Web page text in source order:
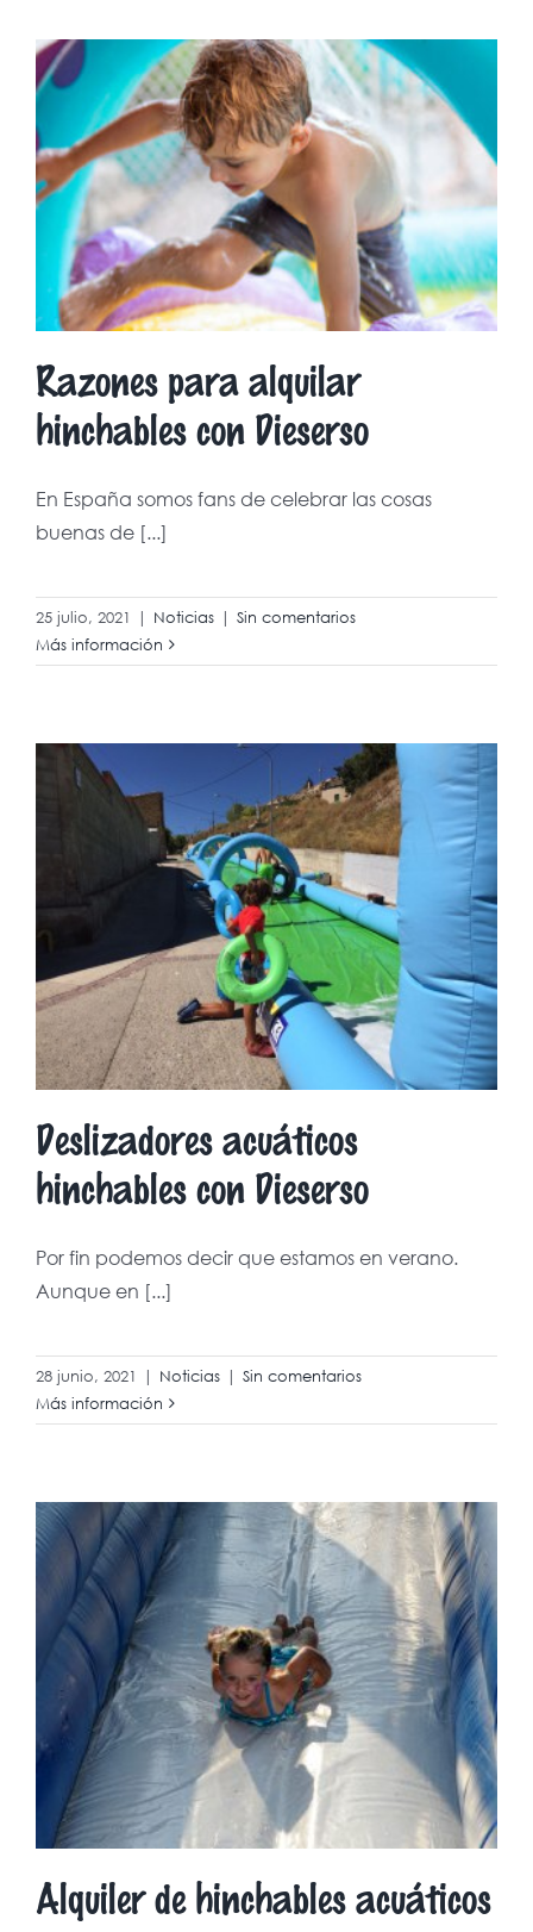
Razones para alquilar
hinchables con Dieserso
En España somos fans de celebrar las cosas
buenas de [...]
25 julio, 2021 | Noticias | Sin comentarios
Más información
Deslizadores acuáticos
hinchables con Dieserso
Por fin podemos decir que estamos en verano.
Aunque en [...]
28 junio, 2021 | Noticias | Sin comentarios
Más información
Alquiler de hinchables acuáticos